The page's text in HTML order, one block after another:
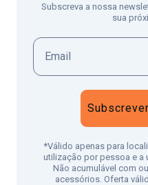
Subscreva a nossa
sua
*Válido apenas para
utilização por pessoa e a
Não acumulável com
acessórios. Oferta